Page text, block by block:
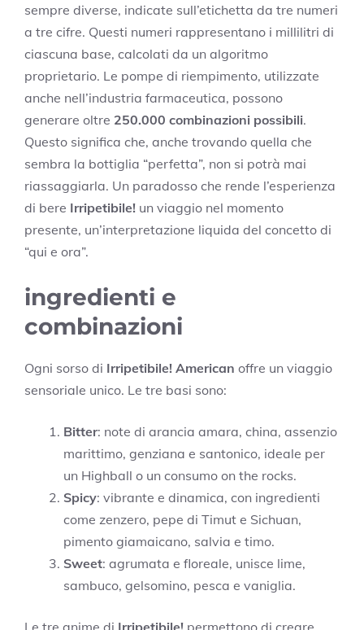
sempre diverse, indicate sull’etichetta da tre numeri
a tre cifre. Questi numeri rappresentano i millilitri di
ciascuna base, calcolati da un algoritmo
proprietario. Le pompe di riempimento, utilizzate
anche nell’industria farmaceutica, possono
generare oltre 250.000 combinazioni possibili.
Questo significa che, anche trovando quella che
sembra la bottiglia “perfetta”, non si potrà mai
riassaggiarla. Un paradosso che rende l’esperienza
di bere Irripetibile! un viaggio nel momento
presente, un’interpretazione liquida del concetto di
“qui e ora”.
ingredienti e
combinazioni
Ogni sorso di Irripetibile! American offre un viaggio
sensoriale unico. Le tre basi sono:
Bitter: note di arancia amara, china, assenzio
marittimo, genziana e santonico, ideale per
un Highball o un consumo on the rocks.
Spicy: vibrante e dinamica, con ingredienti
come zenzero, pepe di Timut e Sichuan,
pimento giamaicano, salvia e timo.
Sweet: agrumata e floreale, unisce lime,
sambuco, gelsomino, pesca e vaniglia.
Le tre anime di Irripetibile! permettono di creare